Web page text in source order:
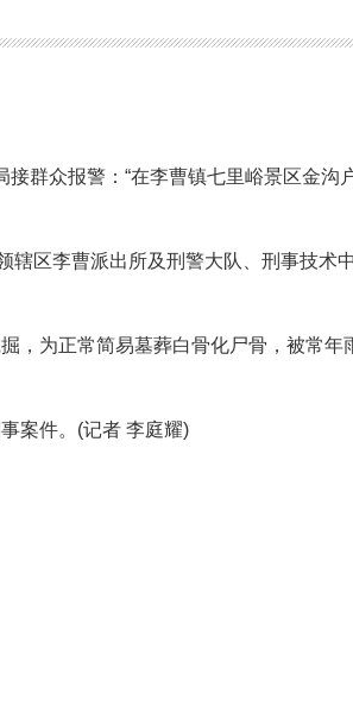
群众报警：“在李曹镇七里峪景区金沟
辖区李曹派出所及刑警大队、刑事技术
，为正常简易墓葬白骨化尸骨，被常年
案件。(记者 李庭耀)